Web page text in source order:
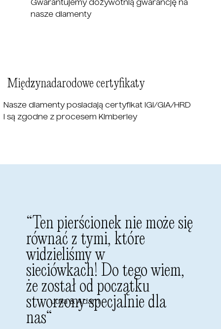
Gwarantujemy dożywotnią gwarancję na
nasze diamenty
Międzynadarodowe certyfikaty
Nasze diamenty posiadają certyfikat IGI/GIA/HRD
i są zgodne z procesem Kimberley
“Ten pierścionek nie może się
równać z tymi, które
widzieliśmy w
sieciówkach! Do tego wiem,
że został od początku
stworzony specjalnie dla
nas“
Julia & Adam